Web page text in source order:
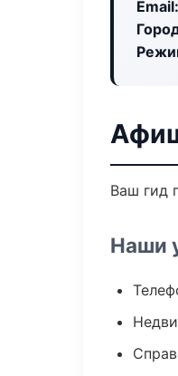
Email:
Ваш гид
Наши